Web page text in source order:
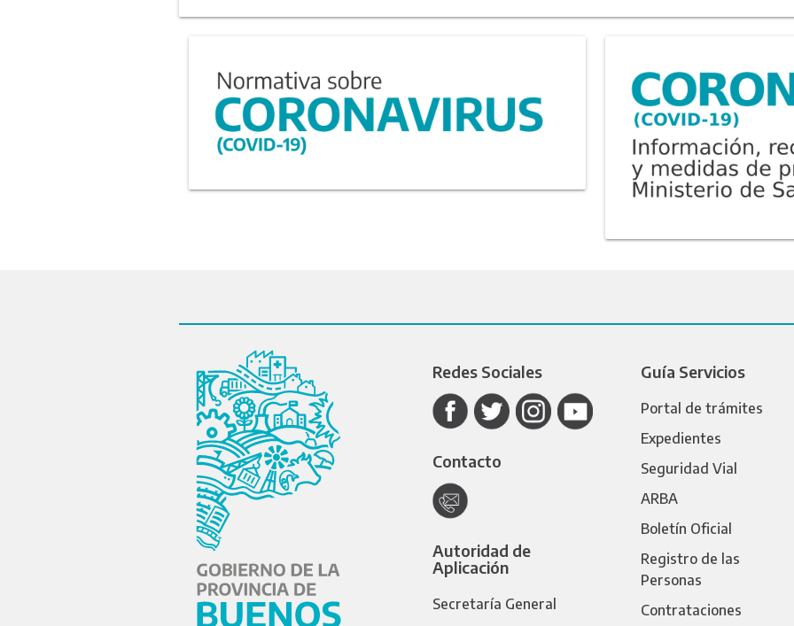
Redes Sociales
Contacto
Autoridad de
Aplicación
Secretaría General
Guía Servicios
Portal de trámites
Expedientes
Seguridad Vial
ARBA
Boletín Oficial
Registro de las
Personas
Contrataciones